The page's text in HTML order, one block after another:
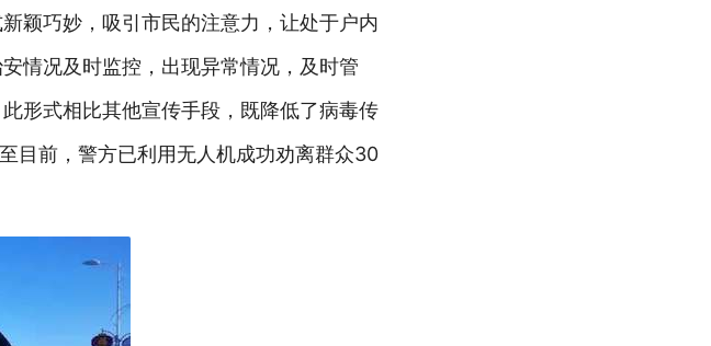
颖巧妙，吸引市民的注意力，让处于户内
情况及时监控，出现异常情况，及时管
形式相比其他宣传手段，既降低了病毒传
目前，警方已利用无人机成功劝离群众30